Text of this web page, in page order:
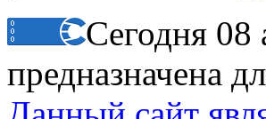
Сегодня 08
предназначена